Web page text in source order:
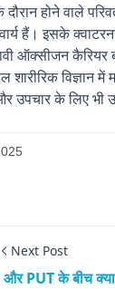
होने वाले
हैं। इसके
ऑक्सीजन कैरियर
विज्ञान में
उपचार के लिए भी
Next Post
PUT के बीच